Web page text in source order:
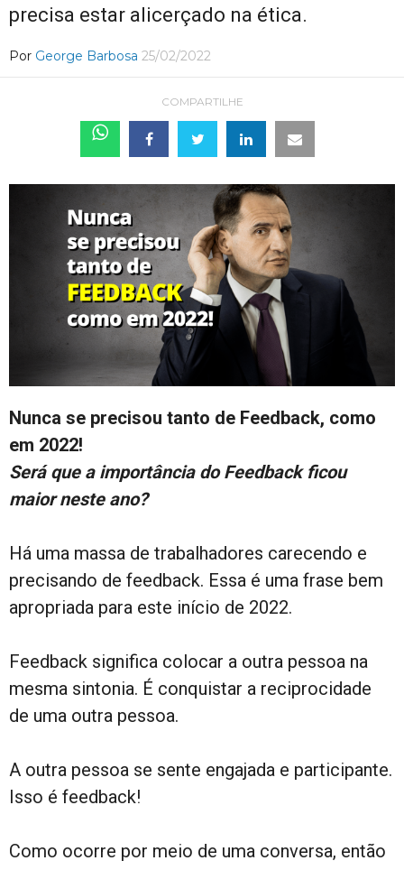
precisa estar alicerçado na ética.
Por George Barbosa 25/02/2022
COMPARTILHE
Nunca se precisou tanto de Feedback, como
em 2022!
Será que a importância do Feedback ficou
maior neste ano?
Há uma massa de trabalhadores carecendo e
precisando de feedback. Essa é uma frase bem
apropriada para este início de 2022.
Feedback significa colocar a outra pessoa na
mesma sintonia. É conquistar a reciprocidade
de uma outra pessoa.
A outra pessoa se sente engajada e participante.
Isso é feedback!
Como ocorre por meio de uma conversa, então